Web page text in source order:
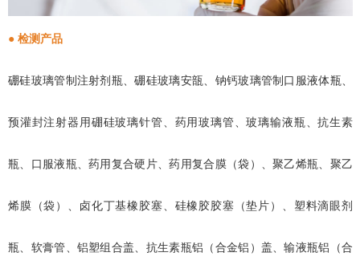
● 检测产品
硼硅玻璃管制注射剂瓶、硼硅玻璃安瓿、钠钙玻璃管制口服液体瓶、
预灌封注射器用硼硅玻璃针管、药用玻璃管、玻璃输液瓶、抗生素
瓶、口服液瓶、药用复合硬片、药用复合膜（袋）、聚乙烯瓶、聚乙
烯膜（袋）、卤化丁基橡胶塞、硅橡胶胶塞（垫片）、塑料滴眼剂
瓶、软膏管、铝塑组合盖、抗生素瓶铝（合金铝）盖、输液瓶铝（合